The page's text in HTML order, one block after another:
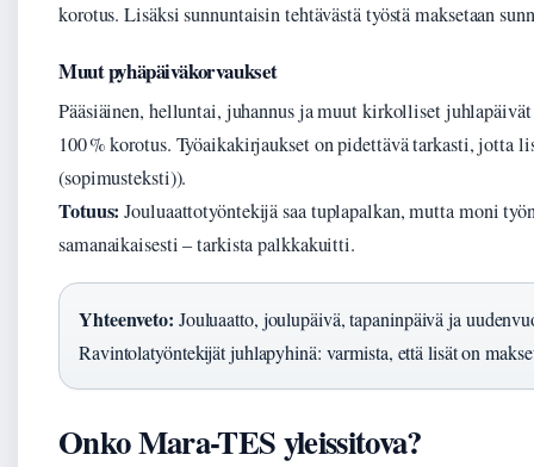
korotus. Lisäksi sunnuntaisin tehtävästä työstä maksetaan
Muut pyhäpäiväkorvaukset
Pääsiäinen, helluntai, juhannus ja muut kirkolliset
100 % korotus. Työaikakirjaukset on pidettävä tarkasti, jotta
(sopimusteksti)).
Totuus: Jouluaattotyöntekijä saa tuplapalkan, mutta moni
samanaikaisesti – tarkista palkkakuitti.
Yhteenveto: Jouluaatto, joulupäivä, tapaninpäivä ja
Ravintolatyöntekijät juhlapyhinä: varmista, että lisät on
Onko Mara-TES yleissitova?